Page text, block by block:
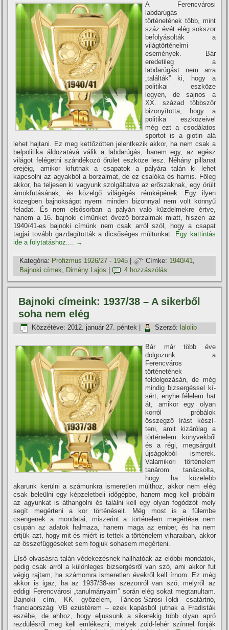
A Ferencvárosi
labdarúgás
történetének több, mint
száz évét elég sokszor
befolyásolták a
világtörténelmi
események. Bár
eredetileg a
labdarúgást nem arra
„találták” ki, hogy a
politikai eszköze
legyen, de sajnos a
XX. század többször
bizonyí­totta, hogy a
politika eszközeivel
még ezt a csodálatos
sportot is a giotin alá
lehet hajtani. Ez meg kettőzötten jelentkezik akkor, ha nem csak a
belpolitika áldozatává válik a labdarúgás, hanem egy, az egész
világot felégetni szándékozó őrület eszköze lesz. Néhány pillanat
erejéig, amikor kifutnak a csapatok a pályára talán ki lehet
kapcsolni az agyakból a borzalmat, de ez csalóka és hamis. Főleg
akkor, ha teljesen ki vagyunk szolgáltatva az erőszaknak, egy örült
ámokfutásának, és közelgő világégés rémképének. Egy ilyen
közegben bajnokságot nyerni minden bizonnyal nem volt könnyű
feladat. És nem elsősorban a pályán való küzdelmekre értve,
hanem a 16. bajnoki cí­münket övező borzalmak miatt, hiszen az
1940/41-es bajnoki cí­münk nem csak arról szól, hogy a csapat
tagjai tovább gazdagí­tották a dicsőséges múltunkat. Egy kattintás
ide a folytatáshoz.... →
Kategória: Profizmus 1926/27 - 1945 | Címke: 1940/41,
Bajnoki cí­mek, Dimény Lajos 4 hozzászólás
Bajnoki cí­meink: 1937/38 – A sikerből
soha nem elég
Közzétéve: 2012. január 27. péntek Szerző: lalolib
Bár már több éve
dolgozunk a
Ferencváros
történetének
feldolgozásán, de még
mindig bizsergéssel kí­
sért, enyhe félelem hat
át, amikor egy olyan
korról próbálok
összegző í­rást készí­
teni, amit kizárólag a
történelem könyvekből
és a régi, megsárgult
újságokból ismerek.
Valamikori történelem
tanárom tanácsolta,
hogy ha közelebb
akarunk kerülni a számunkra ismeretlen múlthoz, akkor nem elég
csak beleülni egy képzeletbeli időgépbe, hanem meg kell próbálni
az agyunkat is áthangolni és találni kell egy olyan fogódzót mely
segí­t megérteni a kor történéseit. Még most is a fülembe
csengenek a mondatai, miszerint a történelem megértése nem
csupán az adatok halmaza, hanem maga az ember, és ha nem
értjük azt, hogy mit és miért is tettek a történelem viharaiban, akkor
az összefüggéseket sem fogjuk sohasem megérteni.
Első olvasásra talán védekezésnek hallhatóak az előbbi mondatok,
pedig csak arról a különleges bizsergésről van szó, ami akkor fut
végig rajtam, ha számomra ismeretlen évekről kell í­rnom. Ez még
akkor is igaz, ha az 1937/38-as szezonról van szó, melyről az
eddigi Ferencvárosi „tanulmányaim” során elég sokat megtanultam.
Bajnoki cí­m, KK győzelem, Táncos-Sárosi-Toldi csatártrió,
franciaországi VB ezüstérem – ezek kapásból jutnak a Fradisták
eszébe, de ahhoz, hogy eljussunk a sikerekig több olyan apró
rezdülésről meg kell emlékezni, melyek zöld-fehér szí­nnel fonják